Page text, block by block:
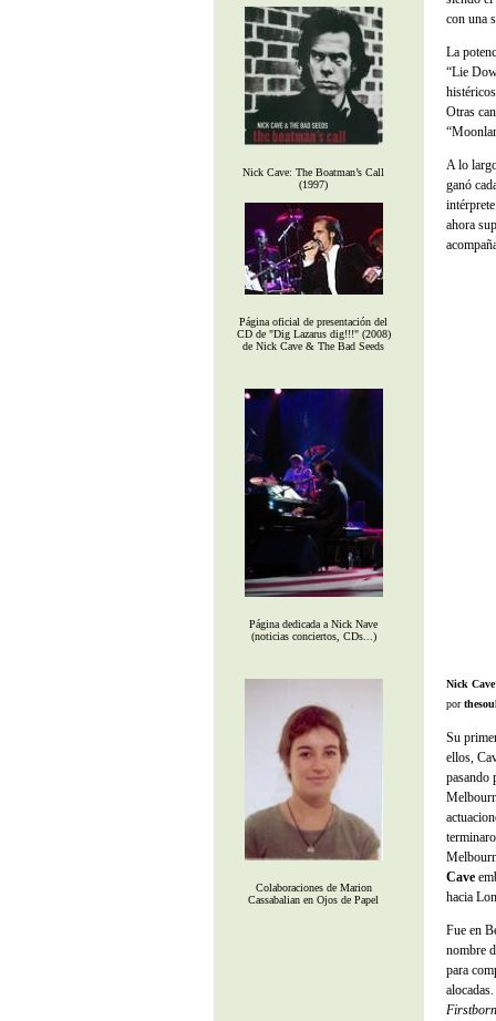
Nick Cave: The Boatman’s Call
(1997)
Página oficial de presentación del
CD de "Dig Lazarus dig!!!" (2008)
de Nick Cave & The Bad Seeds
Página dedicada a Nick Nave
(noticias conciertos, CDs...)
Colaboraciones de Marion
Cassabalian en Ojos de Papel
con una
La
“Lie
Otras
A lo
ganó
ahora
Nick
por
Su
ellos,
pasando
Cave
hacia
Fue en
nombre
para